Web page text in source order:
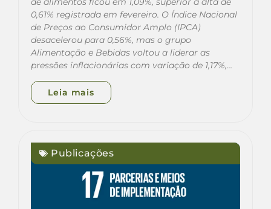
0,61% registrada em fevereiro. O Índice Nacional
de Preços ao Consumidor Amplo (IPCA)
desacelerou para 0,56%, mas o grupo
Alimentação e Bebidas voltou a liderar as
pressões inflacionárias com variação de 1,17%,…
Leia mais
Publicações